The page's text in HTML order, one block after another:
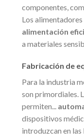
componentes,
Los
alimentación
a materiales
Fabricación de
Para la industria
son primordiales.
permiten...
dispositivos
introduzcan en